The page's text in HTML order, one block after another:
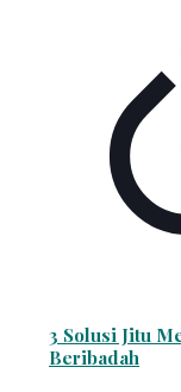
3 Solusi Jitu
Beribadah